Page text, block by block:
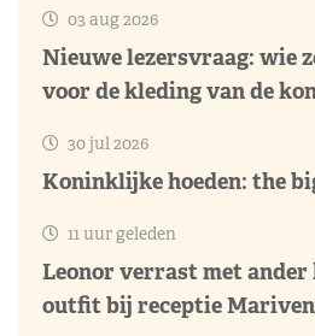
03 aug 2026
Nieuwe lezersvraag: wie
voor de kleding van de
30 jul 2026
Koninklijke hoeden: the
11 uur geleden
Leonor verrast met ander
outfit bij receptie